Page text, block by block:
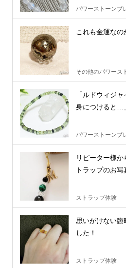
パワーストーンブ
これも金運なの
その他のパワース
「ルドウィジ
身につけると…
パワーストーンブ
リピーター様
トラップのお写
ストラップ体験
思いがけない臨
した！
ストラップ体験